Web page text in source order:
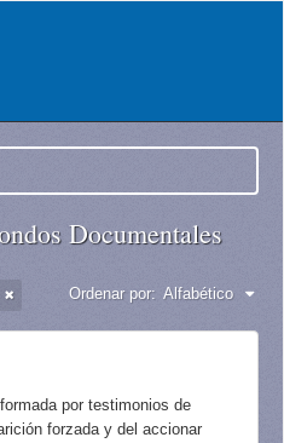
Documentales
Ordenar por: Alfabético
por testimonios de
forzada y del accionar